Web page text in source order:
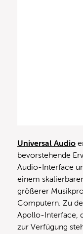
Universal Audio
bevorstehende
Audio-Interface
einem
größerer
Computern. Zu
Apollo-Interface,
zur Verfügung